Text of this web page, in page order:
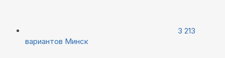
3 213
вариантов Минск